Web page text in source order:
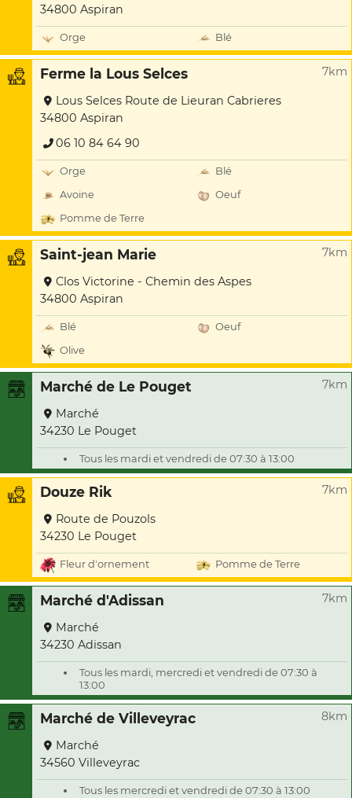
34800 Aspiran
Orge Blé
Ferme la Lous Selces 7km
Lous Selces Route de Lieuran Cabrieres
34800 Aspiran
06 10 84 64 90
Orge
Blé
Avoine
Oeuf
Pomme de Terre
Saint-jean Marie 7km
Clos Victorine - Chemin des Aspes
34800 Aspiran
Blé
Oeuf
Olive
Marché de Le Pouget 7km
Marché
34230 Le Pouget
Tous les mardi et vendredi de 07:30 à 13:00
Douze Rik 7km
Route de Pouzols
34230 Le Pouget
Fleur d'ornement Pomme de Terre
Marché d'Adissan 7km
Marché
34230 Adissan
Tous les mardi, mercredi et vendredi de 07:30 à
13:00
Marché de Villeveyrac 8km
Marché
34560 Villeveyrac
Tous les mercredi et vendredi de 07:30 à 13:00